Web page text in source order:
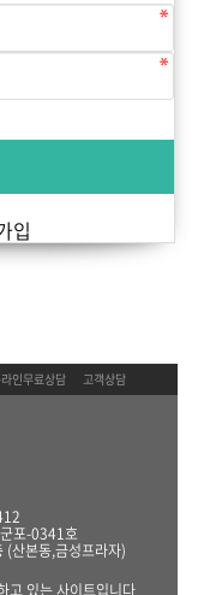
입
인무료상담 고객상담
포-0341호
산본동,금성프라자)
고 있는 사이트입니다